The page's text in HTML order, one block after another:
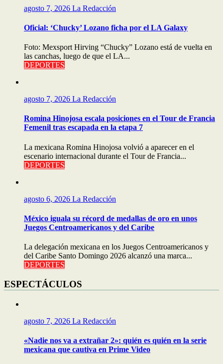
agosto 7, 2026 La Redacción
Oficial: ‘Chucky’ Lozano ficha por el LA Galaxy
Foto: Mexsport Hirving “Chucky” Lozano está de vuelta en
las canchas, luego de que el LA...
DEPORTES
agosto 7, 2026 La Redacción
Romina Hinojosa escala posiciones en el Tour de Francia
Femenil tras escapada en la etapa 7
La mexicana Romina Hinojosa volvió a aparecer en el
escenario internacional durante el Tour de Francia...
DEPORTES
agosto 6, 2026 La Redacción
México iguala su récord de medallas de oro en unos
Juegos Centroamericanos y del Caribe
La delegación mexicana en los Juegos Centroamericanos y
del Caribe Santo Domingo 2026 alcanzó una marca...
DEPORTES
ESPECTÁCULOS
agosto 7, 2026 La Redacción
«Nadie nos va a extrañar 2»: quién es quién en la serie
mexicana que cautiva en Prime Video